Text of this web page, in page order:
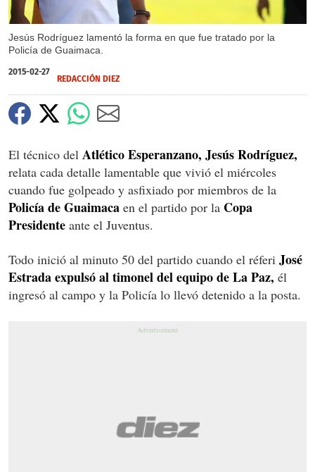
Jesús Rodríguez lamentó la forma en que fue tratado por la
Policía de Guaimaca.
2015-02-27
REDACCIÓN DIEZ
El técnico del Atlético Esperanzano, Jesús Rodríguez,
relata cada detalle lamentable que vivió el miércoles
cuando fue golpeado y asfixiado por miembros de la
Policía de Guaimaca en el partido por la Copa
Presidente ante el Juventus.
Todo inició al minuto 50 del partido cuando el réferi José
Estrada expulsó al timonel del equipo de La Paz, él
ingresó al campo y la Policía lo llevó detenido a la posta.